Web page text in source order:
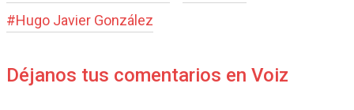
#Hugo Javier González
Déjanos tus comentarios en Voiz